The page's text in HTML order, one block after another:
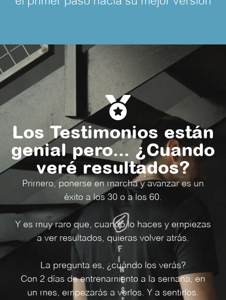
Los Testimonios están
genial pero... ¿Cuando
veré resultados?
Primero, ponerse en marcha y avanzar es un
éxito a los 30 o a los 60.
Y es muy raro que, cuando lo haces y empiezas
a ver resultados, quieras volver atrás.
La pregunta es, ¿cuándo los verás?
Con 2 días de entrenamiento a la semana, en
un mes, empezarás a verlos. Y a sentirlos.